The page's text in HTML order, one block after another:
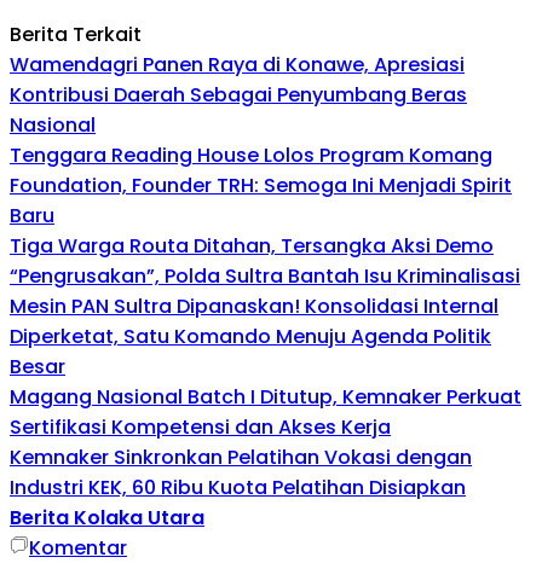
Berita Terkait
Wamendagri Panen Raya di Konawe, Apresiasi
Kontribusi Daerah Sebagai Penyumbang Beras
Nasional
Tenggara Reading House Lolos Program Komang
Foundation, Founder TRH: Semoga Ini Menjadi Spirit
Baru
Tiga Warga Routa Ditahan, Tersangka Aksi Demo
“Pengrusakan”, Polda Sultra Bantah Isu Kriminalisasi
Mesin PAN Sultra Dipanaskan! Konsolidasi Internal
Diperketat, Satu Komando Menuju Agenda Politik
Besar
Magang Nasional Batch I Ditutup, Kemnaker Perkuat
Sertifikasi Kompetensi dan Akses Kerja
Kemnaker Sinkronkan Pelatihan Vokasi dengan
Industri KEK, 60 Ribu Kuota Pelatihan Disiapkan
Berita Kolaka Utara
Komentar